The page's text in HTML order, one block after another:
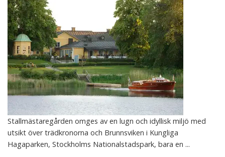
Stallmästaregården omges av en lugn och idyllisk miljö med
utsikt över trädkronorna och Brunnsviken i Kungliga
Hagaparken, Stockholms Nationalstadspark, bara en ...